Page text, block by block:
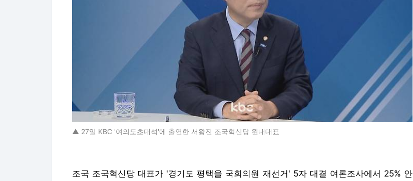
▲ 27일 KBC '여의도초대석'에 출연한 서왕진 조국혁신당 원내대표
조국 조국혁신당 대표가 '경기도 평택을 국회의원 재선거' 5자 대결 여론조사에서 25% 안